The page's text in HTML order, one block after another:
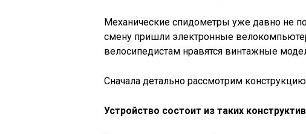
Механические спидометры уже давно не
смену пришли электронные
велосипедистам нравятся винтажные
Сначала детально рассмотрим
Устройство состоит из таких